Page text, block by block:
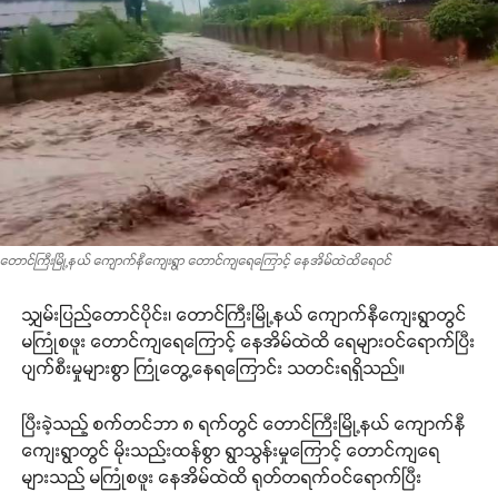
တောင်ကြီးမြို့နယ် ကျောက်နီကျေးရွာ တောင်ကျရေကြောင့် နေအိမ်ထဲထိရေဝင်
သျှမ်းပြည်တောင်ပိုင်း၊ တောင်ကြီးမြို့နယ် ကျောက်နီကျေးရွာတွင်
မကြုံစဖူး တောင်ကျရေကြောင့် နေအိမ်ထဲထိ ရေများဝင်ရောက်ပြီး
ပျက်စီးမှုများစွာ ကြုံတွေ့နေရကြောင်း သတင်းရရှိသည်။
ပြီးခဲ့သည့် စက်တင်ဘာ ၈ ရက်တွင် တောင်ကြီးမြို့နယ် ကျောက်နီ
ကျေးရွာတွင် မိုးသည်းထန်စွာ ရွာသွန်းမှုကြောင့် တောင်ကျရေ
များသည် မကြုံစဖူး နေအိမ်ထဲထိ ရုတ်တရက်ဝင်ရောက်ပြီး